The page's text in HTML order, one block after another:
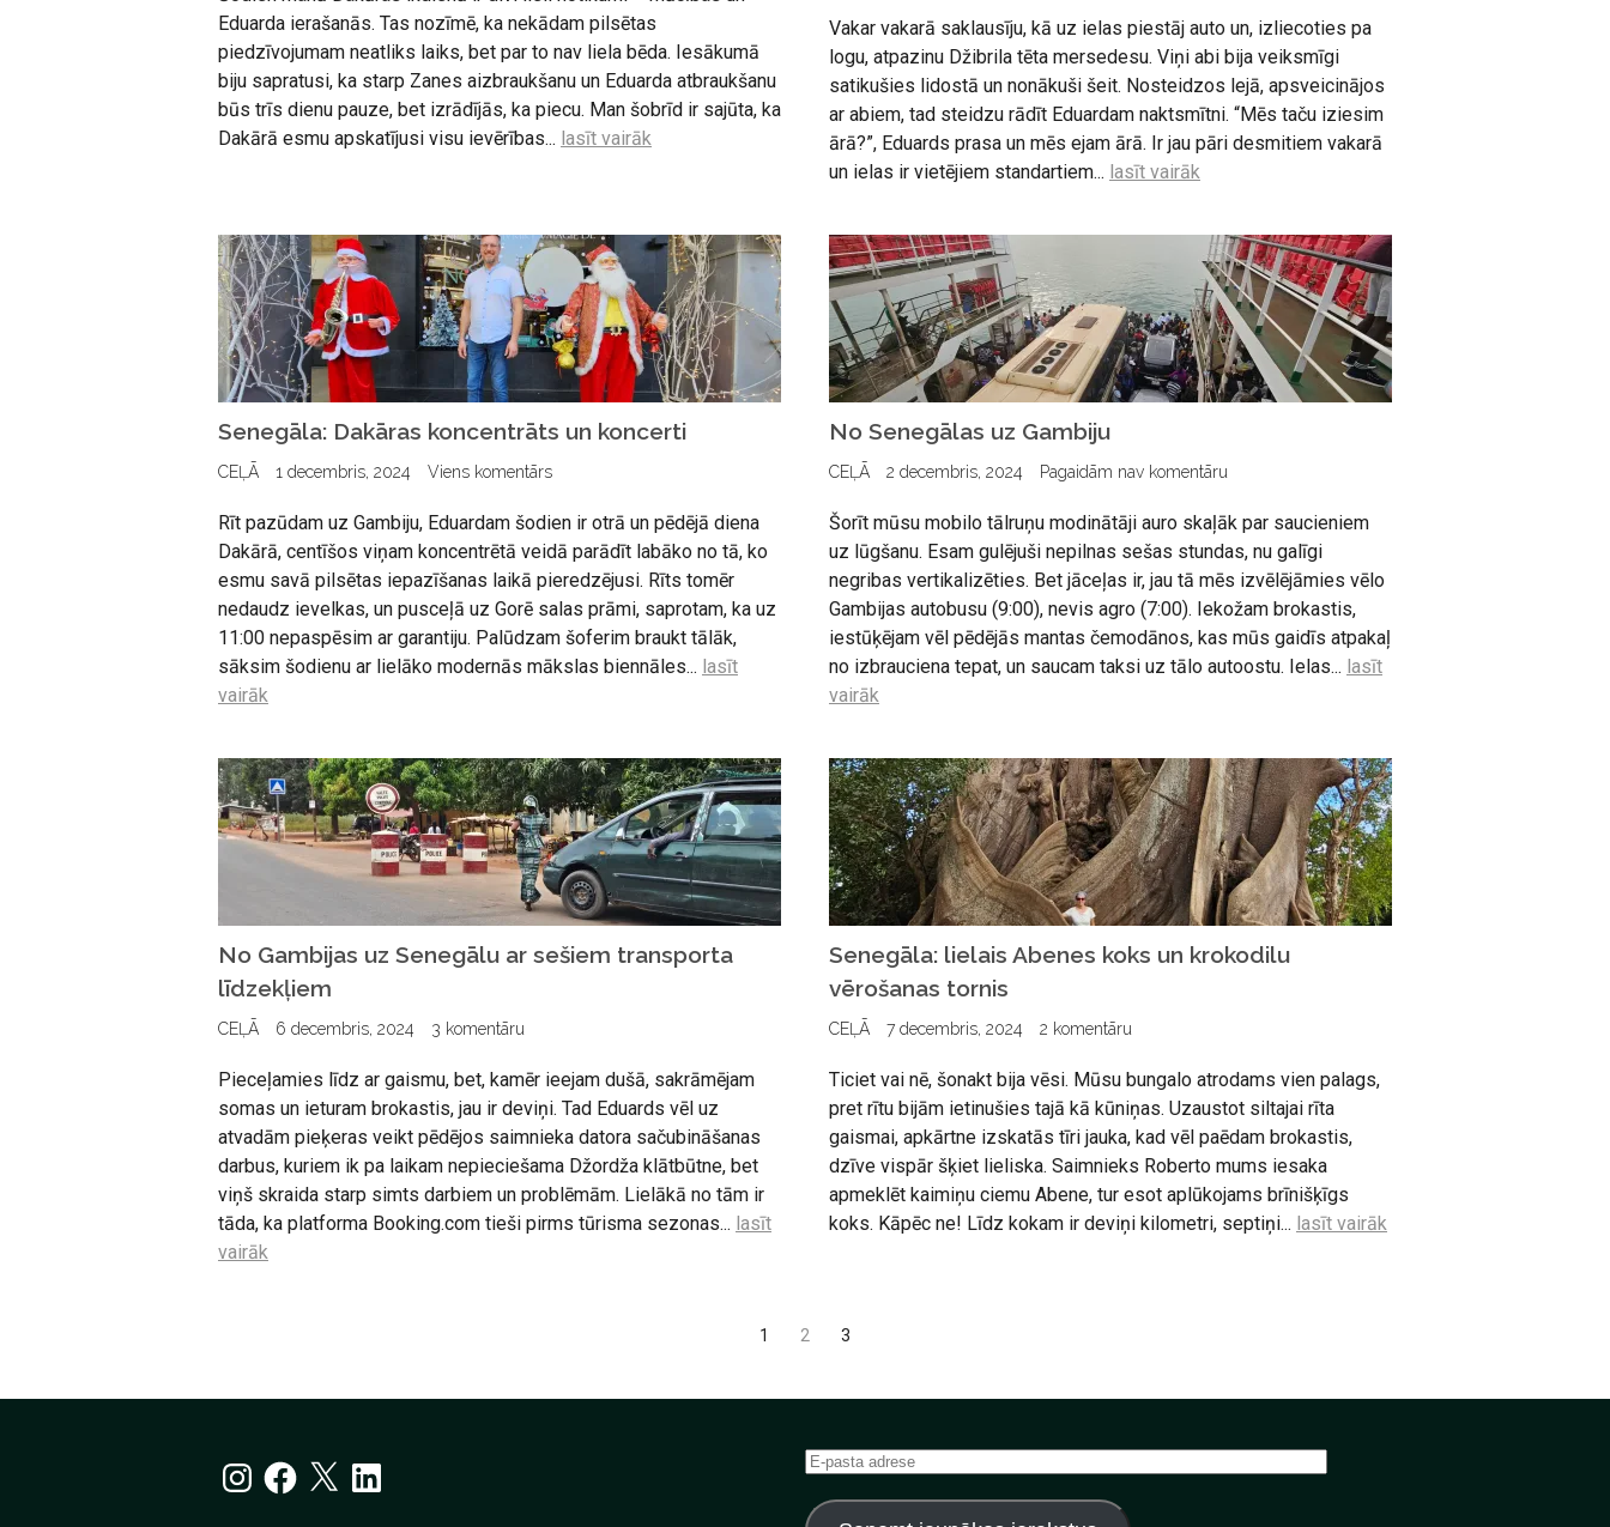
Eduarda ierašanās. Tas nozīmē, ka nekādam pilsētas
piedzīvojumam neatliks laiks, bet par to nav liela bēda. Iesākumā
biju sapratusi, ka starp Zanes aizbraukšanu un Eduarda atbraukšanu
būs trīs dienu pauze, bet izrādījās, ka piecu. Man šobrīd ir sajūta, ka
Dakārā esmu apskatījusi visu ievērības... lasīt vairāk
Vakar vakarā saklausīju, kā uz ielas piestāj auto un, izliecoties pa
logu, atpazinu Džibrila tēta mersedesu. Viņi abi bija veiksmīgi
satikušies lidostā un nonākuši šeit. Nosteidzos lejā, apsveicinājos
ar abiem, tad steidzu rādīt Eduardam naktsmītni. “Mēs taču iziesim
ārā?”, Eduards prasa un mēs ejam ārā. Ir jau pāri desmitiem vakarā
un ielas ir vietējiem standartiem... lasīt vairāk
Senegāla: Dakāras koncentrāts un koncerti
CEĻĀ 1 decembris, 2024 Viens komentārs
Rīt pazūdam uz Gambiju, Eduardam šodien ir otrā un pēdējā diena
Dakārā, centīšos viņam koncentrētā veidā parādīt labāko no tā, ko
esmu savā pilsētas iepazīšanas laikā pieredzējusi. Rīts tomēr
nedaudz ievelkas, un pusceļā uz Gorē salas prāmi, saprotam, ka uz
11:00 nepaspēsim ar garantiju. Palūdzam šoferim braukt tālāk,
sāksim šodienu ar lielāko modernās mākslas biennāles... lasīt
vairāk
No Senegālas uz Gambiju
CEĻĀ 2 decembris, 2024 Pagaidām nav komentāru
Šorīt mūsu mobilo tālruņu modinātāji auro skaļāk par saucieniem
uz lūgšanu. Esam gulējuši nepilnas sešas stundas, nu galīgi
negribas vertikalizēties. Bet jāceļas ir, jau tā mēs izvēlējāmies vēlo
Gambijas autobusu (9:00), nevis agro (7:00). Iekožam brokastis,
iestūķējam vēl pēdējās mantas čemodānos, kas mūs gaidīs atpakaļ
no izbrauciena tepat, un saucam taksi uz tālo autoostu. Ielas... lasīt
vairāk
No Gambijas uz Senegālu ar sešiem transporta
līdzekļiem
CEĻĀ 6 decembris, 2024 3 komentāru
Pieceļamies līdz ar gaismu, bet, kamēr ieejam dušā, sakrāmējam
somas un ieturam brokastis, jau ir deviņi. Tad Eduards vēl uz
atvadām pieķeras veikt pēdējos saimnieka datora sačubināšanas
darbus, kuriem ik pa laikam nepieciešama Džordža klātbūtne, bet
viņš skraida starp simts darbiem un problēmām. Lielākā no tām ir
tāda, ka platforma Booking.com tieši pirms tūrisma sezonas... lasīt
vairāk
Senegāla: lielais Abenes koks un krokodilu
vērošanas tornis
CEĻĀ 7 decembris, 2024 2 komentāru
Ticiet vai nē, šonakt bija vēsi. Mūsu bungalo atrodams vien palags,
pret rītu bijām ietinušies tajā kā kūniņas. Uzaustot siltajai rīta
gaismai, apkārtne izskatās tīri jauka, kad vēl paēdam brokastis,
dzīve vispār šķiet lieliska. Saimnieks Roberto mums iesaka
apmeklēt kaimiņu ciemu Abene, tur esot aplūkojams brīnišķīgs
koks. Kāpēc ne! Līdz kokam ir deviņi kilometri, septiņi... lasīt vairāk
numerācija
lappusēm
1 2 3
InstagramFacebook
X LinkedIn
E-
adrese